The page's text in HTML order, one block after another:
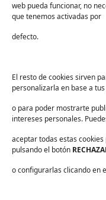
web pueda funcionar, no
que tenemos activadas por
defecto.
El resto de cookies sirven
personalizarla en base a
o para poder mostrarte
intereses personales.
aceptar todas estas
pulsando el botón
o configurarlas clicando en
Servicios
Industria alimentaria
Suscríbete para
Correo
electrónico*
sector *
He leído y acepto